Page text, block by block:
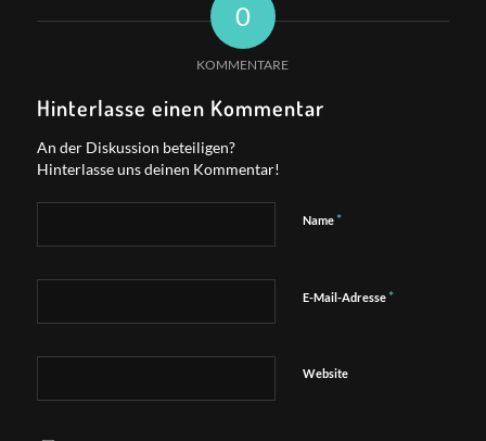
0
KOMMENTARE
Hinterlasse einen Kommentar
An der Diskussion beteiligen?
Hinterlasse uns deinen Kommentar!
Name *
E-Mail-Adresse *
Website